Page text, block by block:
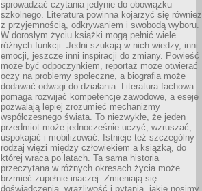
sprowadzać czytania jedynie do obowiązku
szkolnego. Literatura powinna kojarzyć się również
z przyjemnością, odkrywaniem i swobodą wyboru.
W dorosłym życiu książki mogą pełnić wiele
różnych funkcji. Jedni szukają w nich wiedzy, inni
emocji, jeszcze inni inspiracji do zmiany. Powieść
może być odpoczynkiem, reportaż może otwierać
oczy na problemy społeczne, a biografia może
dodawać odwagi do działania. Literatura fachowa
pomaga rozwijać kompetencje zawodowe, a eseje
pozwalają lepiej zrozumieć mechanizmy
współczesnego świata. To niezwykłe, że jeden
przedmiot może jednocześnie uczyć, wzruszać,
uspokajać i mobilizować. Istnieje też szczególny
rodzaj więzi między człowiekiem a książką, do
której wraca po latach. Ta sama historia
przeczytana w różnych okresach życia może
brzmieć zupełnie inaczej. Zmieniają się
doświadczenia, wrażliwość i pytania, jakie nosimy